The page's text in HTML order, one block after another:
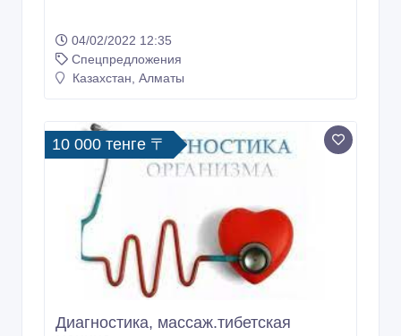
04/02/2022 12:35
Спецпредложения
Казахстан, Алматы
10 000 тенге 〒
Диагностика, массаж.тибетская